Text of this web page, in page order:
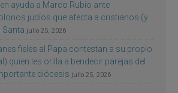
ayuda a Marco Rubio ante
judíos que afecta a cristianos (y
Santa julio 25, 2026
fieles al Papa contestan a su propio
quien les orilla a bendecir parejas del
diócesis julio 25, 2026